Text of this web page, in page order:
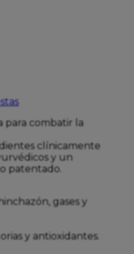
para combatir la
clínicamente
y un
patentado.
gases y
y antioxidantes.